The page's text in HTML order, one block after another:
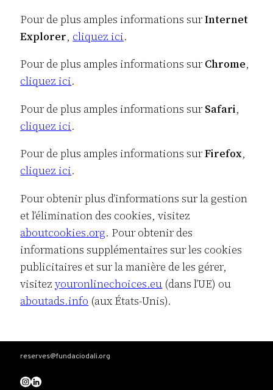
Pour de plus amples informations surInternet
Explorer, cliquez ici.
Pour de plus amples informations sur Chrome,
cliquez ici.
Pour de plus amples informations sur Safari,
cliquez ici.
Pour de plus amples informations surFirefox,
cliquez ici.
Pour obtenir plus d’informations sur la gestion
et l’élimination des cookies, visitez
aboutcookies.org. Pour obtenir des
informations supplémentaires sur les cookies
publicitaires et sur la manière de les gérer,
visitezyouronlinechoices.eu (dans l’UE) ou
aboutads.info (aux États-Unis).
reserves@fundaciodali.org